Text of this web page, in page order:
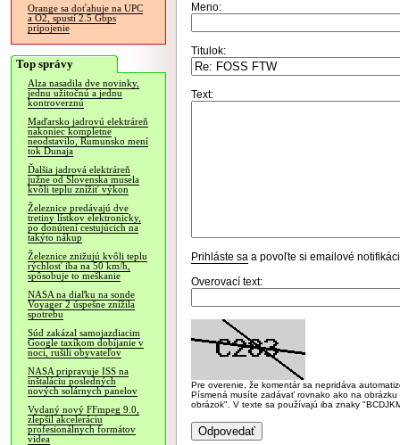
Orange sa doťahuje na UPC
a O2, spustí 2.5 Gbps
pripojenie
Top správy
Alza nasadila dve novinky,
jednu užitočnú a jednu
kontroverznú
Maďarsko jadrovú elektráreň
nakoniec kompletne
neodstavilo, Rumunsko mení
tok Dunaja
Ďalšia jadrová elektráreň
južne od Slovenska musela
kvôli teplu znížiť výkon
Železnice predávajú dve
tretiny lístkov elektronicky,
po donútení cestujúcich na
takýto nákup
Železnice znižujú kvôli teplu
rýchlosť iba na 50 km/h,
spôsobuje to meškanie
NASA na diaľku na sonde
Voyager 2 úspešne znížila
spotrebu
Súd zakázal samojazdiacim
Google taxíkom dobíjanie v
noci, rušili obyvateľov
NASA pripravuje ISS na
inštaláciu posledných
nových solárnych panelov
Vydaný nový FFmpeg 9.0,
zlepšil akceleráciu
profesionálnych formátov
videa
Meno:
Titulok:
Text:
Prihláste sa a povoľte si emailové
Overovací text:
Pre overenie, že komentár sa nepridáva
Písmená musíte zadávať rovnako ako na
obrázok". V texte sa používajú iba znaky